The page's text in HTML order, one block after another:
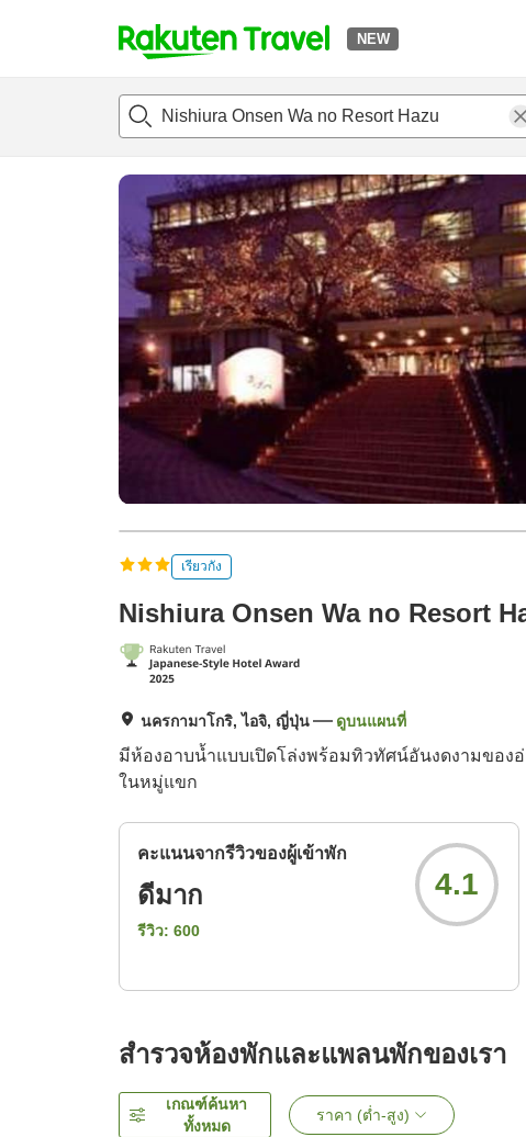
NEW
t
p
a
_
a
r
h
แนะนำที่พักห้องพักและแพลนพักรีวิวสิ่่งอำนวยความสะดวก
เรียวกัง
Nishiura Onsen Wa no Resort
นครกามาโกริ, ไอจิ, ญี่ปุ่น ดูบนแผนที่
มีห้องอาบน้ำแบบเปิดโล่งพร้อมทิวทัศน์อันงดงามของ
ในหมู่แขก
คะแนนจากรีวิวของผู้เข้าพัก
ดีมาก
รีวิว: 600
4.1
สำรวจห้องพักและแพลนพักของเรา
เกณฑ์ค้นหา
ทั้งหมด
ราคา (ต่ำ-สูง)